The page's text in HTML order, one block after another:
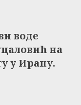
воде
на
у Ирану.